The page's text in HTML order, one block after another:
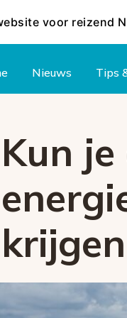
voor reizend
Nieuws Tips
Kun